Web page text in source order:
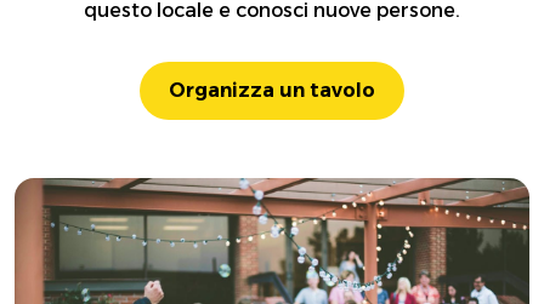
questo locale e conosci nuove persone.
Organizza un tavolo